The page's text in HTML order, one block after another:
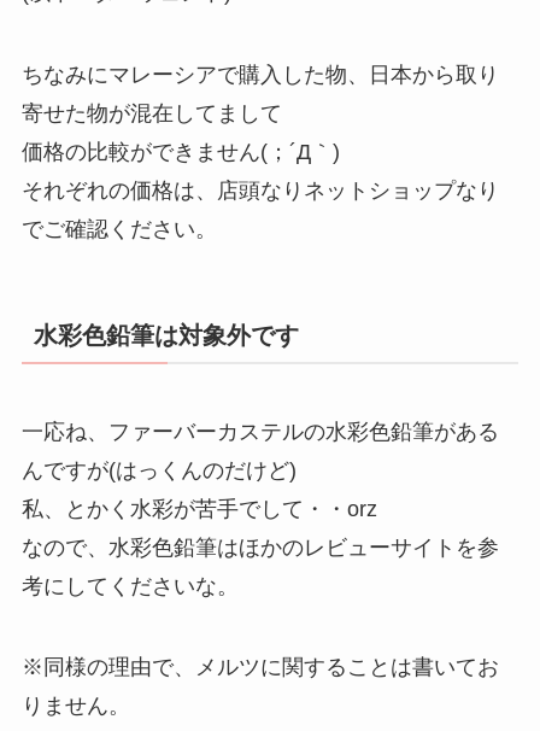
ちなみにマレーシアで購入した物、日本から取り
寄せた物が混在してまして
価格の比較ができません(；´Д｀)
それぞれの価格は、店頭なりネットショップなり
でご確認ください。
水彩色鉛筆は対象外です
一応ね、ファーバーカステルの水彩色鉛筆がある
んですが(はっくんのだけど)
私、とかく水彩が苦手でして・・orz
なので、水彩色鉛筆はほかのレビューサイトを参
考にしてくださいな。
※同様の理由で、メルツに関することは書いてお
りません。